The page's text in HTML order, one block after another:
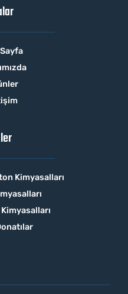
Kimyasalları